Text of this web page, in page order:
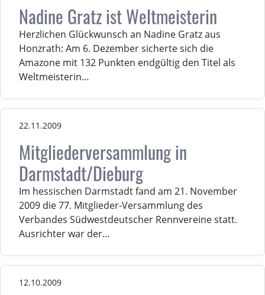
Nadine Gratz ist Weltmeisterin
Herzlichen Glückwunsch an Nadine Gratz aus
Honzrath: Am 6. Dezember sicherte sich die
Amazone mit 132 Punkten endgültig den Titel als
Weltmeisterin…
22.11.2009
Mitgliederversammlung in
Darmstadt/Dieburg
Im hessischen Darmstadt fand am 21. November
2009 die 77. Mitglieder-Versammlung des
Verbandes Südwestdeutscher Rennvereine statt.
Ausrichter war der…
12.10.2009